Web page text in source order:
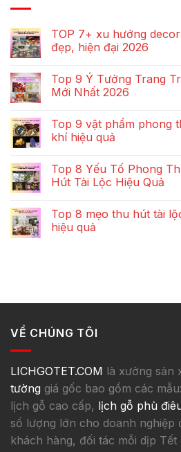
TOP 7+ xu hướng
đẹp, hiện đại 2026
Top 9 Ý Tưởng Trang
Mới Nhất 2026
Top 9 vật phẩm phong
khí hiệu quả
Top 8 Yếu Tố Phong
Hút Tài Lộc Hiệu Quả
Top 8 mẹo thu hút tài
hiệu quả
VỀ CHÚNG TÔI
LICHGOTET.COM là xưởng sản
tường giá gốc bao gồm các mẫu:
lịch gỗ cao cấp, lịch gỗ phù
số lượng lớn cho doanh nghiệp
khách hàng, đối tác mỗi dịp Tết